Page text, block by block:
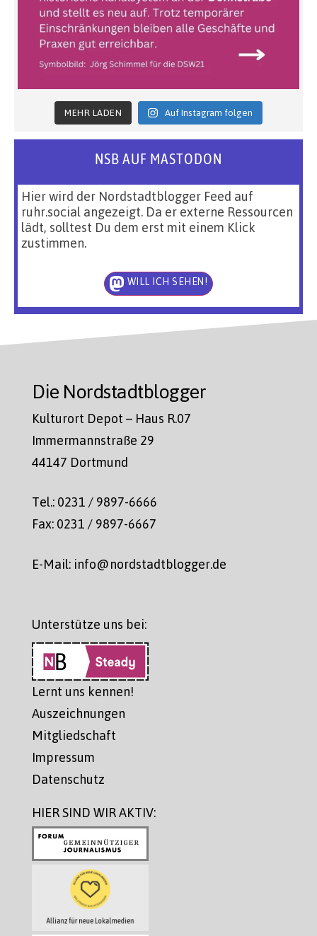
MEHR LADEN Auf Instagram folgen
NSB AUF MASTODON
Hier wird der Nordstadtblogger Feed auf
ruhr.social angezeigt. Da er externe Ressourcen
lädt, solltest Du dem erst mit einem Klick
zustimmen.
WILL ICH SEHEN!
Die Nordstadtblogger
Kulturort Depot – Haus R.07
Immermannstraße 29
44147 Dortmund
Tel.: 0231 / 9897-6666
Fax: 0231 / 9897-6667
E-Mail: info@nordstadtblogger.de
Unterstütze uns bei:
Lernt uns kennen!
Auszeichnungen
Mitgliedschaft
Impressum
Datenschutz
HIER SIND WIR AKTIV: